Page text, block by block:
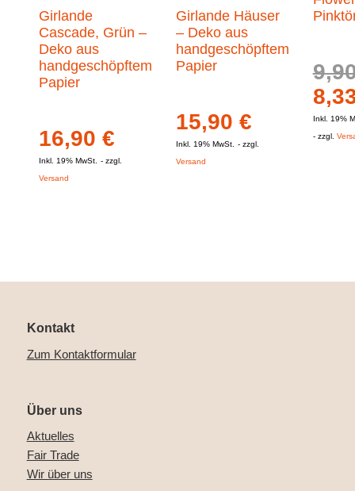
Girlande
Cascade, Grün –
Deko aus
handgeschöpftem
Papier
16,90 €
Inkl. 19% MwSt.
zzgl.
Versand
Girlande Häuser
– Deko aus
handgeschöpftem
Papier
15,90 €
Inkl. 19% MwSt.
zzgl.
Versand
Inkl. 19%
zzgl.
Kontakt
Zum Kontaktformular
Über uns
Aktuelles
Fair Trade
Wir über uns